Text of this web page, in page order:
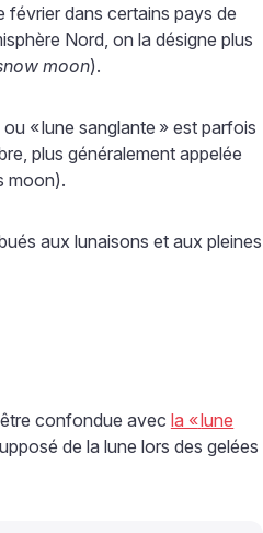
février dans certains pays de
Nord, on la désigne plus
moon).
ou «lune sanglante » est parfois
plus généralement appelée
moon).
aux lunaisons et aux pleines
confondue avec la «lune
de la lune lors des gelées